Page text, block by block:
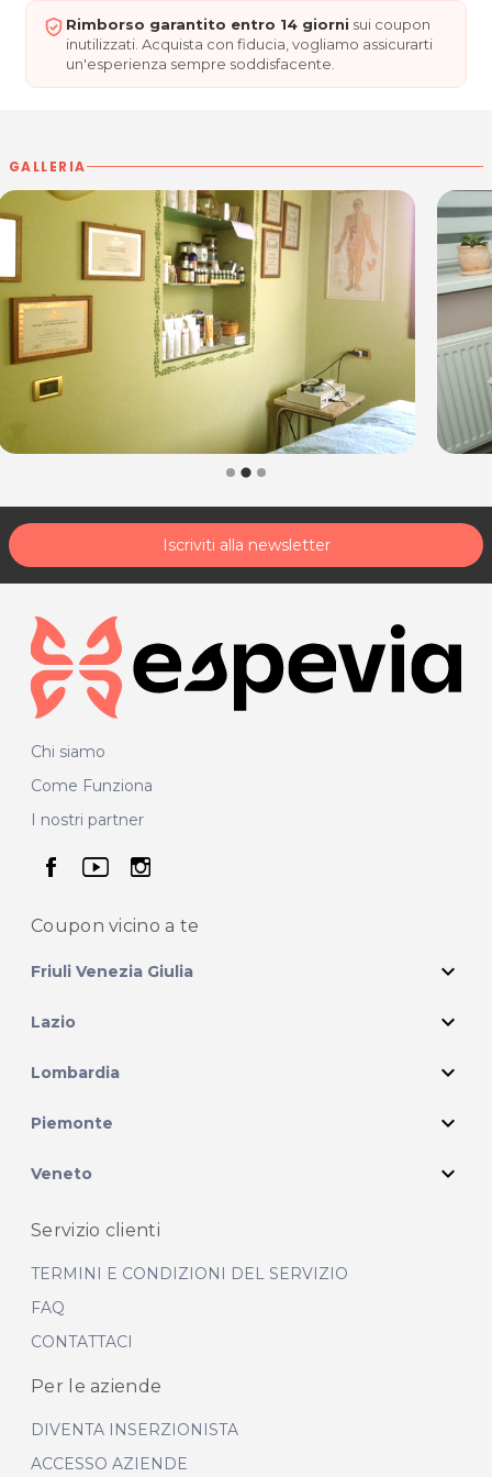
Per ulteriori informazioni sull'offerta o sulle modalità di
acquisto scrivi aposta@espevia.it.
Rimborso garantito entro 14 giorni sui coupon
inutilizzati. Acquista con fiducia, vogliamo assicurarti
un'esperienza sempre soddisfacente.
GALLERIA
Iscriviti alla newsletter
Chi siamo
Come Funziona
I nostri partner
seguici su facebook
seguici su youtube
seguici su instagram
Coupon vicino a te
Friuli Venezia Giulia expand_more
Lazio expand_more
Lombardia expand_more
Piemonte expand_more
Veneto expand_more
Servizio clienti
TERMINI E CONDIZIONI DEL SERVIZIO
FAQ
CONTATTACI
Per le aziende
DIVENTA INSERZIONISTA
ACCESSO AZIENDE